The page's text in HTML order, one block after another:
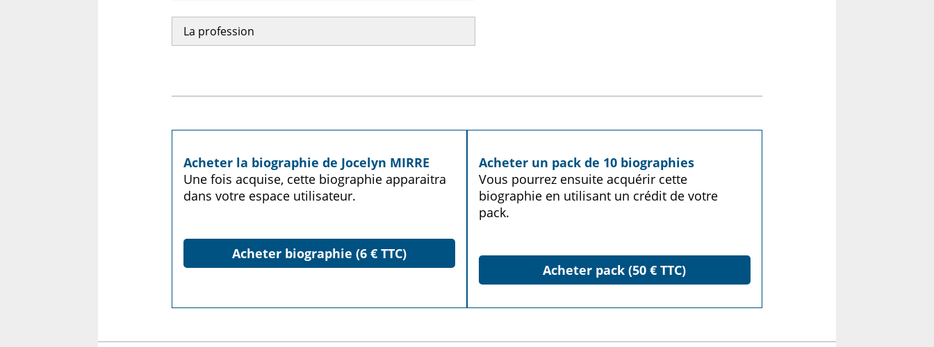
La profession
Acheter la biographie de Jocelyn MIRRE
Une fois acquise, cette biographie apparaitra
dans votre espace utilisateur.
Acheter biographie (6 € TTC)
Acheter un pack de 10 biographies
Vous pourrez ensuite acquérir cette
biographie en utilisant un crédit de votre
pack.
Acheter pack (50 € TTC)